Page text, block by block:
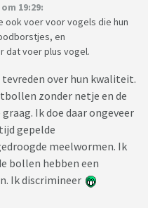
19:29:
ook voer voor vogels die hun
en
dat voer plus vogel.
over hun kwaliteit.
zonder netje en de
Ik doe daar ongeveer
gepelde
meelwormen. Ik
bollen hebben een
Ik discrimineer